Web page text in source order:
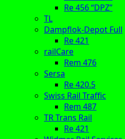
Re 456 “DPZ”
TL
Dampflok-Depot Full
Re 421
railCare
Rem 476
Sersa
Re 420.5
Swiss Rail Traffic
Rem 487
TR Trans Rail
Re 421